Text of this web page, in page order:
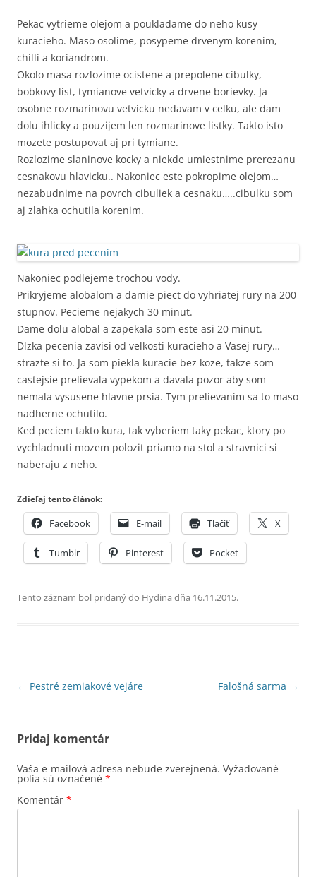
Pekac vytrieme olejom a poukladame do neho kusy
kuracieho. Maso osolime, posypeme drvenym korenim,
chilli a koriandrom.
Okolo masa rozlozime ocistene a prepolene cibulky,
bobkovy list, tymianove vetvicky a drvene borievky. Ja
osobne rozmarinovu vetvicku nedavam v celku, ale dam
dolu ihlicky a pouzijem len rozmarinove listky. Takto isto
mozete postupovat aj pri tymiane.
Rozlozime slaninove kocky a niekde umiestnime prerezanu
cesnakovu hlavicku.. Nakoniec este pokropime olejom…
nezabudnime na povrch cibuliek a cesnaku…..cibulku som
aj zlahka ochutila korenim.
Nakoniec podlejeme trochou vody.
Prikryjeme alobalom a damie piect do vyhriatej rury na 200
stupnov. Pecieme nejakych 30 minut.
Dame dolu alobal a zapekala som este asi 20 minut.
Dlzka pecenia zavisi od velkosti kuracieho a Vasej rury…
strazte si to. Ja som piekla kuracie bez koze, takze som
castejsie prelievala vypekom a davala pozor aby som
nemala vysusene hlavne prsia. Tym prelievanim sa to maso
nadherne ochutilo.
Ked peciem takto kura, tak vyberiem taky pekac, ktory po
vychladnuti mozem polozit priamo na stol a stravnici si
naberaju z neho.
Zdieľaj tento článok:
Facebook E-mail Tlačiť X
Tumblr Pinterest Pocket
Tento záznam bol pridaný do Hydina dňa 16.11.2015.
Navigácia
← Pestré zemiakové vejáre Falošná sarma →
Pridaj komentár
Vaša e-mailová adresa nebude zverejnená. Vyžadované
polia sú označené *
Komentár *